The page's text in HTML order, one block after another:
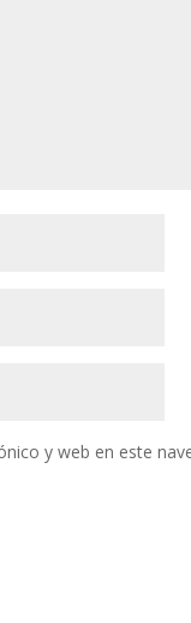
y web en este